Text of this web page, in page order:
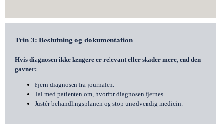
Trin 3: Beslutning og dokumentation
Hvis diagnosen ikke længere er relevant eller skader mere, end den
gavner:
Fjern diagnosen fra journalen.
Tal med patienten om, hvorfor diagnosen fjernes.
Justér behandlingsplanen og stop unødvendig medicin.